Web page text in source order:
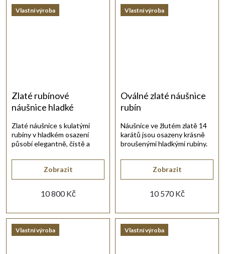
Vlastní výroba
Zlaté rubínové
náušnice hladké
10 800 Kč
Zobrazit
Zlaté náušnice s kulatými
rubíny v hladkém osazení
působí elegantně, čistě a
Vlastní výroba
Oválné zlaté náušnice
rubín
10 570 Kč
Zobrazit
Náušnice ve žlutém zlatě 14
karátů jsou osazeny krásně
broušenými hladkými rubíny.
Vlastní výroba Vlastní výroba